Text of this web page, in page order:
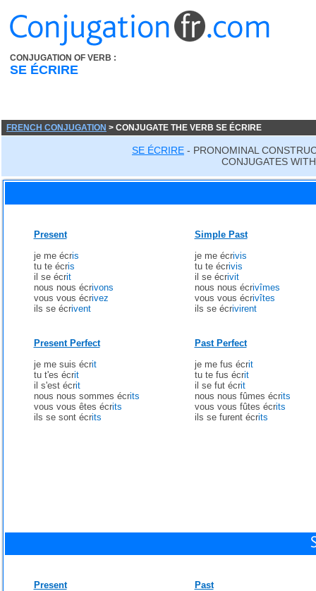
CONJUGATION OF VERB :
SE ÉCRIRE
FRENCH CONJUGATION > CONJUGATE THE VERB SE ÉCRIRE
SE ÉCRIRE - PRONOMINAL
CONJUGATES
Present
je me écris
tu te écris
il se écrit
nous nous écrivons
vous vous écrivez
ils se écrivent
Simple Past
je me écrivis
tu te écrivis
il se écrivit
nous nous écrivîmes
vous vous écrivîtes
ils se écrivirent
Present Perfect
je me suis écrit
tu t'es écrit
il s'est écrit
nous nous sommes écrits
vous vous êtes écrits
ils se sont écrits
Past Perfect
je me fus écrit
tu te fus écrit
il se fut écrit
nous nous fûmes écrits
vous vous fûtes écrits
ils se furent écrits
Present
Past